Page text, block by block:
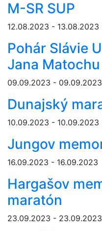
M-SR SUP
12.08.2023 - 13.08.2023
Pohár Slávie
Jana Matochu
09.09.2023 - 09.09.2023
Dunajský
10.09.2023 - 10.09.2023
Jungov
16.09.2023 - 16.09.2023
Hargašov
maratón
23.09.2023 - 23.09.2023